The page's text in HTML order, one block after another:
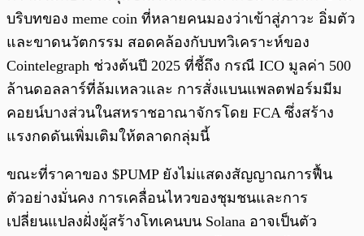
บริบทของ meme coin ที่หลายคนมองว่าเข้าสู่ภาวะ อิ่มตัว
และขาดนวัตกรรม สอดคล้องกับบทวิเคราะห์ของ
Cointelegraph ช่วงต้นปี 2025 ที่ชี้ถึง กรณี ICO มูลค่า 500
ล้านดอลลาร์ที่ล้มเหลวและ การสั่งแบนแพลตฟอร์มมีม
คอยน์บางส่วนในสหราชอาณาจักรโดย FCA ซึ่งสร้าง
แรงกดดันเพิ่มเติมให้ตลาดกลุ่มนี้
ขณะที่ราคาของ $PUMP ยังไม่แสดงสัญญาณการฟื้น
ตัวอย่างมั่นคง การเคลื่อนไหวของชุมชนและการ
เปลี่ยนแปลงฝั่งผู้สร้างโทเคนบน Solana อาจเป็นตัว